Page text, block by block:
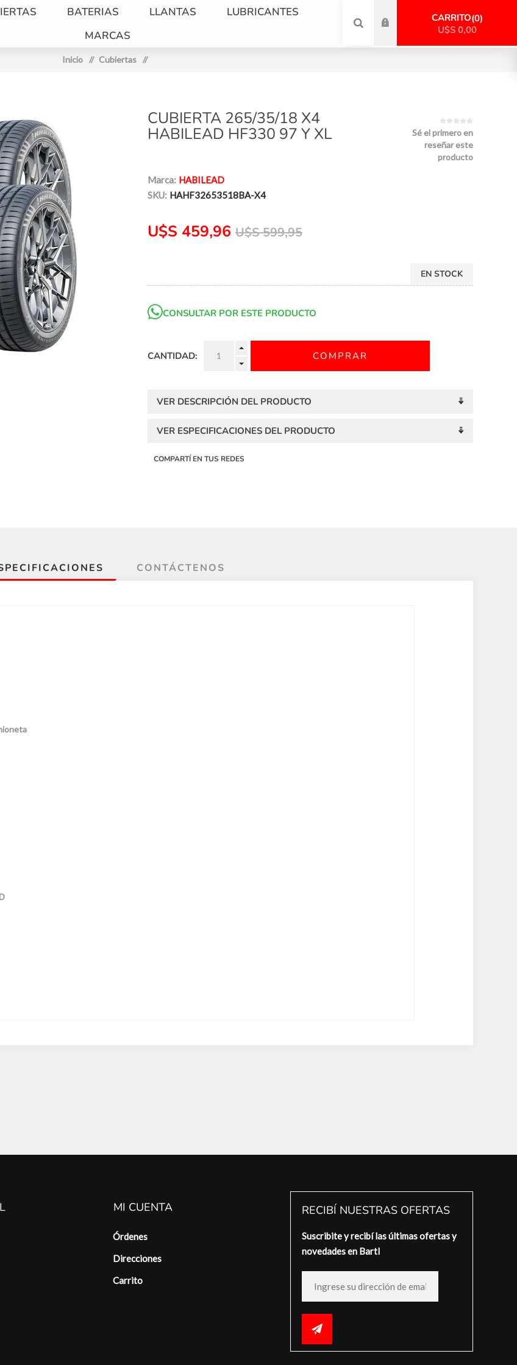
BATERIAS LLANTAS
LUBRICANTES
MARCAS
CARRITO 0
U$S 0,00
Inicio / Cubiertas /
CUBIERTA 265/35/18 X4
HABILEAD HF330 97 Y XL
Marca: HABILEAD
SKU: HAHF32653518BA-X4
Sé el primero en
reseñar este
producto
U$S 459,96 U$S 599,95
EN STOCK
CONSULTAR POR ESTE PRODUCTO
CANTIDAD:
VER DESCRIPCIÓN DEL PRODUCTO
VER ESPECIFICACIONES DEL PRODUCTO
COMPARTÍ EN TUS REDES
CONTÁCTENOS
MI CUENTA
Órdenes
Direcciones
Carrito
RECIBÍ NUESTRAS OFERTAS
Suscribite y recibí las últimas ofertas y
novedades en Bartl